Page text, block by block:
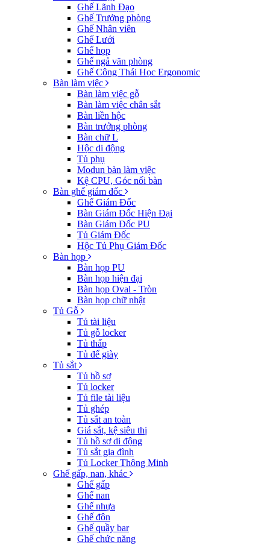
Ghế Lãnh Đạo
Ghế Trưởng phòng
Ghế Nhân viên
Ghế Lưới
Ghế họp
Ghế ngả văn phòng
Ghế Công Thái Học Ergonomic
Bàn làm việc
Bàn làm việc gỗ
Bàn làm việc chân sắt
Bàn liền hộc
Bàn trưởng phòng
Bàn chữ L
Hộc di động
Tủ phụ
Modun bàn làm việc
Kệ CPU, Góc nối bàn
Bàn ghế giám đốc
Ghế Giám Đốc
Bàn Giám Đốc Hiện Đại
Bàn Giám Đốc PU
Tủ Giám Đốc
Hộc Tủ Phụ Giám Đốc
Bàn họp
Bàn họp PU
Bàn họp hiện đại
Bàn họp Oval - Tròn
Bàn họp chữ nhật
Tủ Gỗ
Tủ tài liệu
Tủ gỗ locker
Tủ thấp
Tủ để giày
Tủ sắt
Tủ hồ sơ
Tủ locker
Tủ file tài liệu
Tủ ghép
Tủ sắt an toàn
Giá sắt, kệ siêu thị
Tủ hồ sơ di động
Tủ sắt gia đình
Tủ Locker Thông Minh
Ghế gấp, nan, khác
Ghế gấp
Ghế nan
Ghế nhựa
Ghế đôn
Ghế quầy bar
Ghế chức năng